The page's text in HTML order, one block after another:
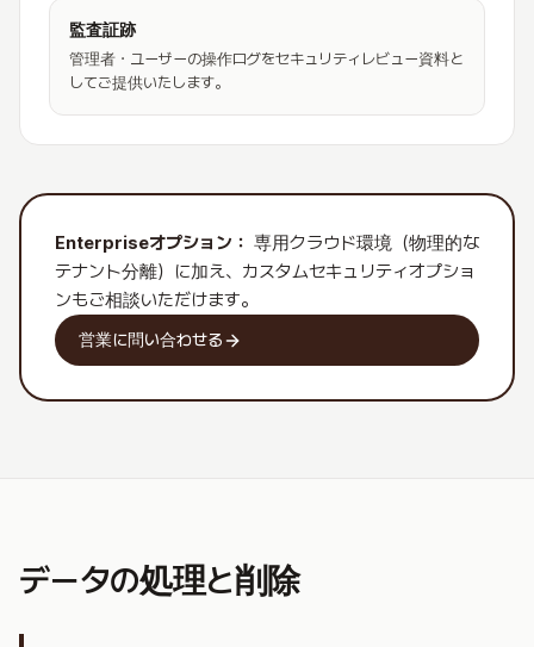
監査証跡
管理者・ユーザーの操作ログをセキュリティレビュー資料と
してご提供いたします。
Enterpriseオプション： 専用クラウド環境（物理的な
テナント分離）に加え、カスタムセキュリティオプショ
ンもご相談いただけます。
営業に問い合わせる
データの処理と削除